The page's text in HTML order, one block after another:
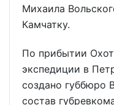
Михаила
Камчатку.
По прибытии
экспедиции в
создано губбюро
состав